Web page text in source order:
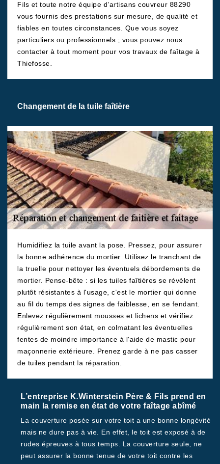
Fils et toute notre équipe d’artisans couvreur 88290
vous fournis des prestations sur mesure, de qualité et
fiables en toutes circonstances. Que vous soyez
particuliers ou professionnels ; vous pouvez nous
contacter à tout moment pour vos travaux de faîtage à
Thiefosse.
Changement de la tuile faîtière
Humidifiez la tuile avant la pose. Pressez, pour assurer
la bonne adhérence du mortier. Utilisez le tranchant de
la truelle pour nettoyer les éventuels débordements de
mortier. Pense-bête : si les tuiles faîtières se révèlent
plutôt résistantes à l'usage, c'est le mortier qui donne
au fil du temps des signes de faiblesse, en se fendant.
Enlevez régulièrement mousses et lichens et vérifiez
régulièrement son état, en colmatant les éventuelles
fentes de moindre importance à l'aide de mastic pour
maçonnerie extérieure. Prenez garde à ne pas casser
de tuiles pendant la réparation.
L’entreprise K.Winterstein Père & Fils prend en
main la remise en état de votre faîtage abîmé
La couverture posée sur votre toit a une bonne longévité
mais ne dure pas à vie. En effet, le toit est exposé à de
rudes épreuves à tous temps. La couverture seule, ne
peut assurer la bonne tenue de votre toit contre les